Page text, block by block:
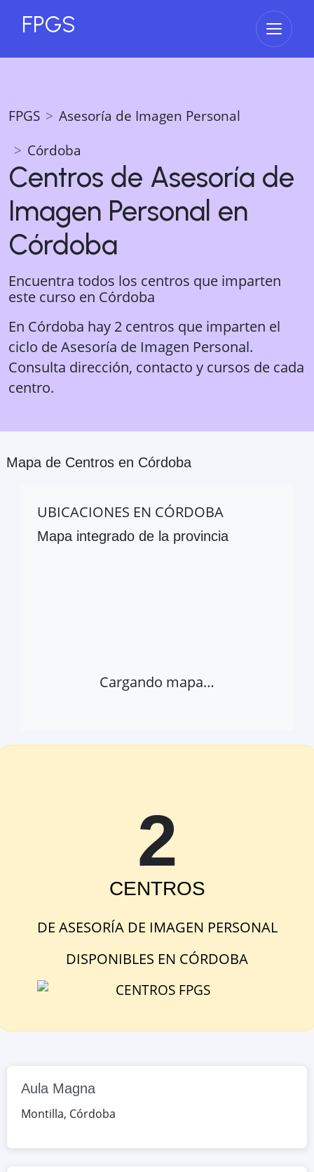
FPGS Abrir
FPGS
Asesoría de Imagen Personal
Córdoba
Centros de Asesoría de
Imagen Personal en
Córdoba
Encuentra todos los centros que imparten
este curso en Córdoba
En Córdoba hay 2 centros que imparten el
ciclo de Asesoría de Imagen Personal.
Consulta dirección, contacto y cursos de cada
centro.
Mapa de Centros en Córdoba
UBICACIONES EN CÓRDOBA
Mapa integrado de la provincia
Cargando mapa…
Abrir provincia en Google Maps
Aula Magna
Sarmiento, Montilla, Córdoba,
Google Maps
OpenStreetMap
Google Maps
2
CENTROS
DE ASESORÍA DE IMAGEN PERSONAL
DISPONIBLES EN CÓRDOBA
Aula Magna
Montilla, Córdoba